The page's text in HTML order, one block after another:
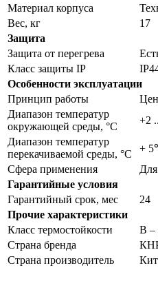
Материал корпуса
Вес, кг
17
Защита
Защита от перегрева
Класс защиты IP
Особенности эксплуатации
Принцип работы
Диапазон температур
окружающей среды, °С
+2
Диапазон температур
перекачиваемой среды, °С
+
Сфера применения
Гарантийные условия
Гарантийный срок, мес
24
Прочие характеристики
Класс термостойкости
В –
Страна бренда
Страна производитель